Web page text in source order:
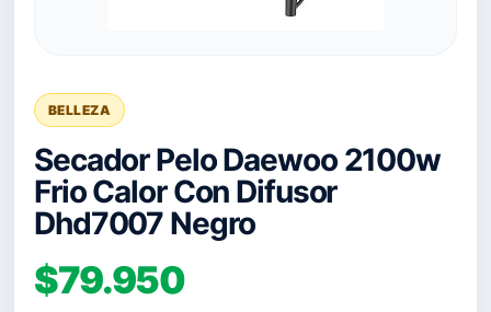
BELLEZA
Secador Pelo Daewoo 2100w
Frio Calor Con Difusor
Dhd7007 Negro
$79.950